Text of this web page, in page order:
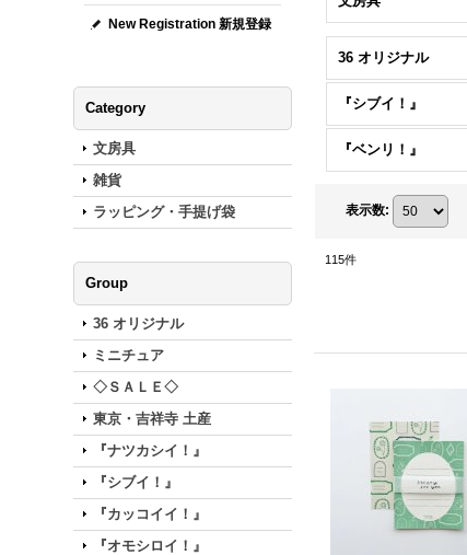
New Registration 新規登録
Category
文房具
雑貨
ラッピング・手提げ袋
Group
36 オリジナル
ミニチュア
◇ＳＡＬＥ◇
東京・吉祥寺 土産
『ナツカシイ！』
『シブイ！』
『カッコイイ！』
『オモシロイ！』
36 オリジナル
『シブイ！』
『ベンリ！』
表示数:
115件